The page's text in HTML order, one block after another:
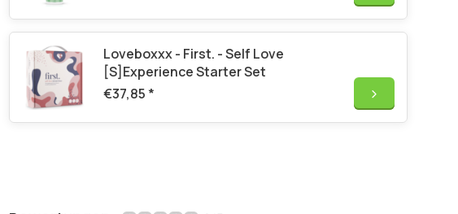
Loveboxxx - First. - Self Love
[S]Experience Starter Set
€37,85 *